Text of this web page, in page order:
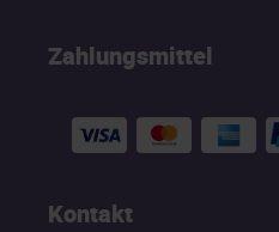
Zahlungsmittel
Kontakt